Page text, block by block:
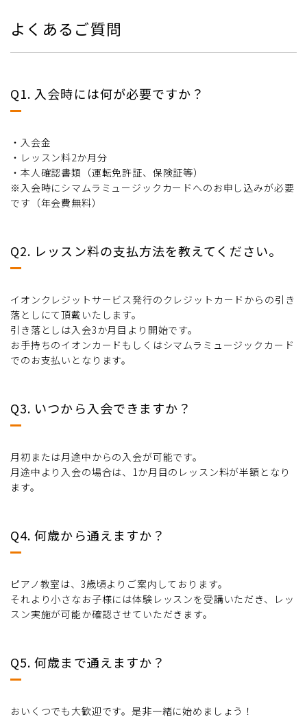
よくあるご質問
Q1. 入会時には何が必要ですか？
・入会金
・レッスン料2か月分
・本人確認書類（運転免許証、保険証等）
※入会時にシマムラミュージックカードへのお申し込みが必要
です（年会費無料）
Q2. レッスン料の支払方法を教えてください。
イオンクレジットサービス発行のクレジットカードからの引き
落としにて頂戴いたします。
引き落としは入会3か月目より開始です。
お手持ちのイオンカードもしくはシマムラミュージックカード
でのお支払いとなります。
Q3. いつから入会できますか？
月初または月途中からの入会が可能です。
月途中より入会の場合は、1か月目のレッスン料が半額となり
ます。
Q4. 何歳から通えますか？
ピアノ教室は、3歳頃よりご案内しております。
それより小さなお子様には体験レッスンを受講いただき、レッ
スン実施が可能か確認させていただきます。
Q5. 何歳まで通えますか？
おいくつでも大歓迎です。是非一緒に始めましょう！